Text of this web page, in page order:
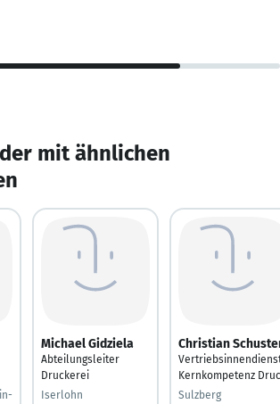
mit ähnlichen
Michael Gidziela
Abteilungsleiter
Druckerei
Iserlohn
Christian
Kernkompetenz
Sulzberg